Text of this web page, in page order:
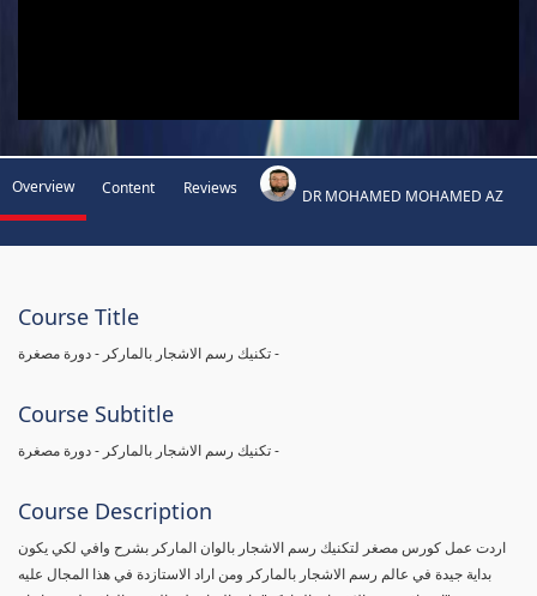
Overview Content Reviews DR MOHAMED MOHAMED AZ
Course Title
تكنيك رسم الاشجار بالماركر - دورة مصغرة -
Course Subtitle
تكنيك رسم الاشجار بالماركر - دورة مصغرة -
Course Description
اردت عمل كورس مصغر لتكنيك رسم الاشجار بالوان الماركر بشرح وافي لكي يكون
بداية جيدة في عالم رسم الاشجار بالماركر ومن اراد الاستازدة في هذا المجال عليه